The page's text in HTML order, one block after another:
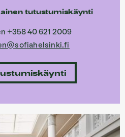
tutustumiskäynti
+358 40 621 2009